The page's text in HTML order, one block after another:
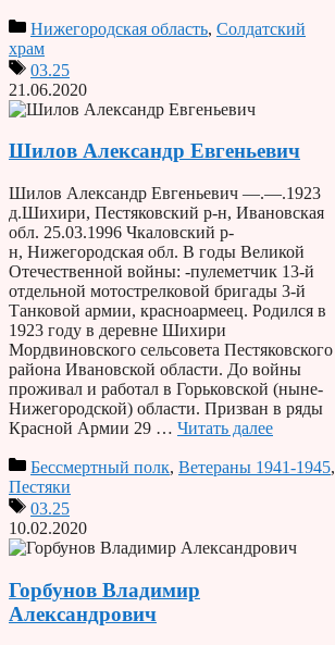
Нижегородская область, Солдатский
храм
03.25
21.06.2020
Шилов Александр Евгеньевич
Шилов Александр Евгеньевич —.—.1923
д.Шихири, Пестяковский р-н, Ивановская
обл. 25.03.1996 Чкаловский р-
н, Нижегородская обл. В годы Великой
Отечественной войны: -пулеметчик 13-й
отдельной мотострелковой бригады 3-й
Танковой армии, красноармеец. Родился в
1923 году в деревне Шихири
Мордвиновского сельсовета Пестяковского
района Ивановской области. До войны
проживал и работал в Горьковской (ныне-
Нижегородской) области. Призван в ряды
Красной Армии 29 … Читать далее
Бессмертный полк, Ветераны 1941-1945,
Пестяки
03.25
10.02.2020
Горбунов Владимир
Александрович